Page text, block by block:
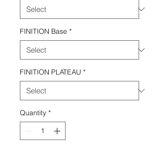
FINITION Base *
FINITION PLATEAU *
Quantity *